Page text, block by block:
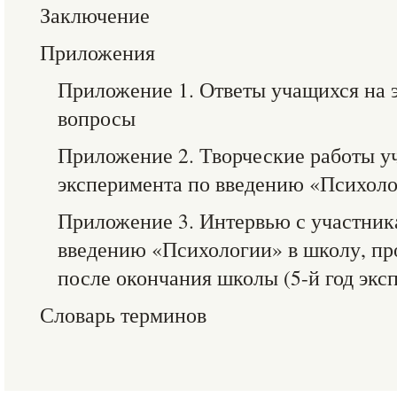
Заключение
Приложения
Приложение 1. Ответы учащихся на
вопросы
Приложение 2. Творческие работы
эксперимента по введению
Приложение 3. Интервью с
введению «Психологии» в школу,
после окончания школы (5-й год
Словарь терминов